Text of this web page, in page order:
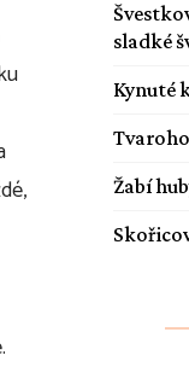
sladké
Kynuté
Žabí